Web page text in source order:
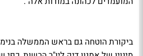
ביקורת הוטחה גם בראש הממשלה